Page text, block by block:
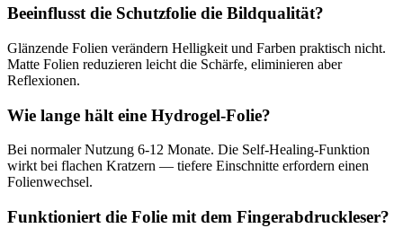
Beeinflusst die Schutzfolie die Bildqualität?
Glänzende Folien verändern Helligkeit und Farben praktisch nicht.
Matte Folien reduzieren leicht die Schärfe, eliminieren aber
Reflexionen.
Wie lange hält eine Hydrogel-Folie?
Bei normaler Nutzung 6-12 Monate. Die Self-Healing-Funktion
wirkt bei flachen Kratzern — tiefere Einschnitte erfordern einen
Folienwechsel.
Funktioniert die Folie mit dem Fingerabdruckleser?